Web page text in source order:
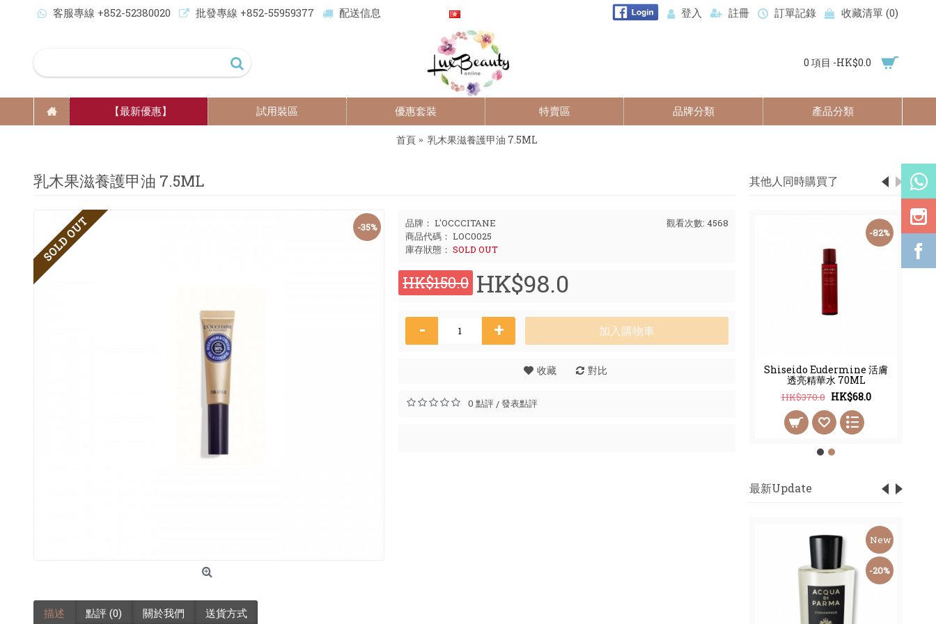
客服專線 +852-52380020 批發專線 +852-55959377 配送信息 登入 註冊 訂單記錄 收藏清單 (0)
0 項目 -HK$0.0
【最新優惠】 試用裝區 優惠套裝 特賣區 品牌分類 產品分類
首頁 乳木果滋養護甲油 7.5ML
其他人同時購買了
白茶清韻清新舒爽潤膚啫喱
-82%
Shiseido Eudermine 活膚
透亮精華水 70ML
HK$370.0 HK$68.0
最新Update
New
-20%
乳木果滋養護甲油 7.5ML
-35%
SOLD OUT 觀看次數: 4568
品牌： L'OCCCITANE
商品代碼： LOC0025
庫存狀態： SOLD OUT
HK$150.0 HK$98.0
- + 加入購物車
收藏 對比
0 點評/發表點評
描述 點評 (0) 關於我們 送貨方式